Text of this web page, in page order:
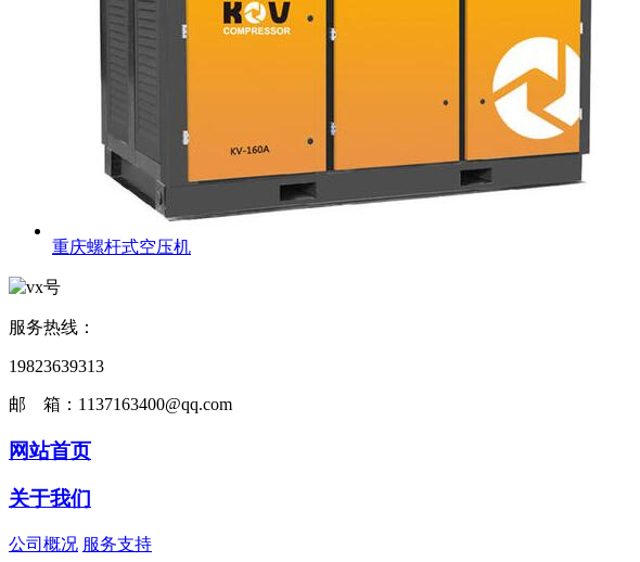
重庆螺杆式空压机
服务热线：
19823639313
邮 箱：1137163400@qq.com
网站首页
关于我们
公司概况 服务支持